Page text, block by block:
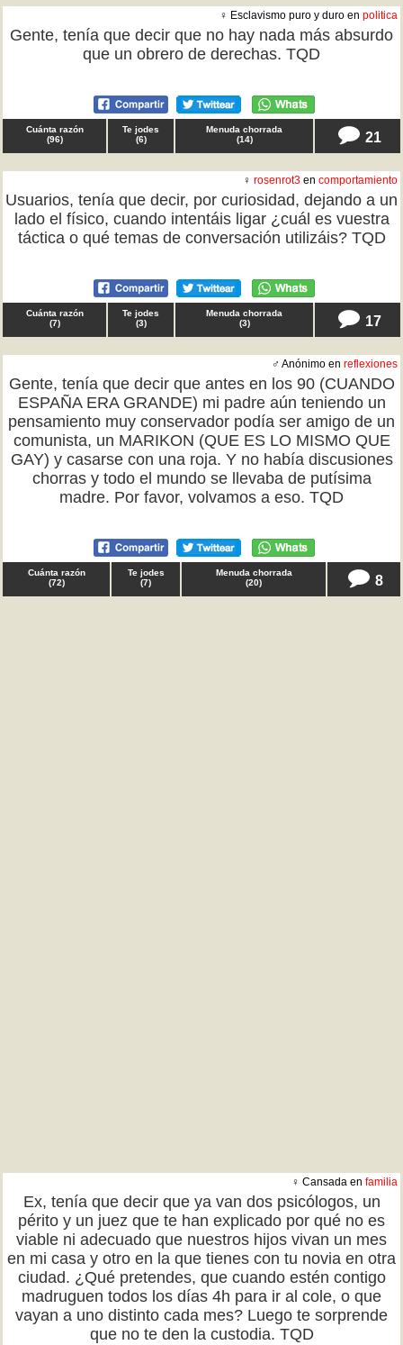
♀ Esclavismo puro y duro en politica
Gente, tenía que decir que no hay nada más absurdo
que un obrero de derechas. TQD
Cuánta razón
(96)
Te jodes
(6)
Menuda chorrada
(14) 21
♀ rosenrot3 en comportamiento
Usuarios, tenía que decir, por curiosidad, dejando a un
lado el físico, cuando intentáis ligar ¿cuál es vuestra
táctica o qué temas de conversación utilizáis? TQD
Cuánta razón
(7)
Te jodes
(3)
Menuda chorrada
(3) 17
♂ Anónimo en reflexiones
Gente, tenía que decir que antes en los 90 (CUANDO
ESPAÑA ERA GRANDE) mi padre aún teniendo un
pensamiento muy conservador podía ser amigo de un
comunista, un MARIKON (QUE ES LO MISMO QUE
GAY) y casarse con una roja. Y no había discusiones
chorras y todo el mundo se llevaba de putísima
madre. Por favor, volvamos a eso. TQD
Cuánta razón
(72)
Te jodes
(7)
Menuda chorrada
(20) 8
♀ Cansada en familia
Ex, tenía que decir que ya van dos psicólogos, un
périto y un juez que te han explicado por qué no es
viable ni adecuado que nuestros hijos vivan un mes
en mi casa y otro en la que tienes con tu novia en otra
ciudad. ¿Qué pretendes, que cuando estén contigo
madruguen todos los días 4h para ir al cole, o que
vayan a uno distinto cada mes? Luego te sorprende
que no te den la custodia. TQD